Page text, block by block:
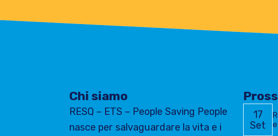
Chi siamo
RESQ – ETS – People Saving People
nasce per salvaguardare la vita e i
17
Set